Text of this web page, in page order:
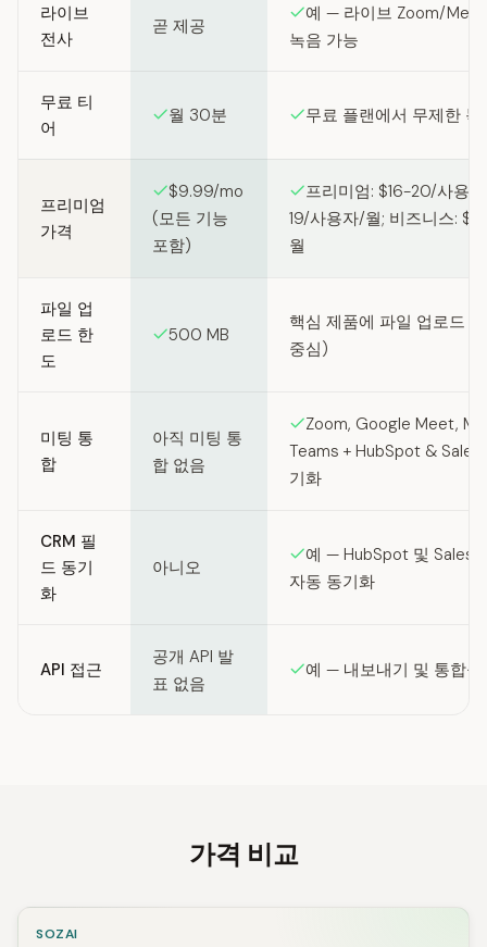
라이브
전사
곧 제공
예 — 라이브 Zoom/
녹음 가능
무료 티
어
월 30분 무료 플랜에서 무제한 녹
프리미엄
가격
$9.99/mo
(모든 기능
포함)
프리미엄: $16-20/사용
19/사용자/월; 비즈니스:
월
파일 업
로드 한
도
500 MB
핵심 제품에 파일 업로드
중심)
미팅 통
합
아직 미팅 통
합 없음
Zoom, Google Meet,
Teams + HubSpot &
기화
CRM 필
드 동기
화
아니오
예 — HubSpot 및
자동 동기화
API 접근
공개 API 발
표 없음
예 — 내보내기 및 통합을
가격 비교
SOZAI